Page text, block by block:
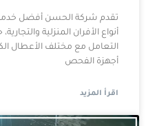
تقدم شركة الحسن أفضل
أنواع الأفران المنزلية
التعامل مع مختلف الأعطال
أجهزة الفحص
اقرأ المزيد